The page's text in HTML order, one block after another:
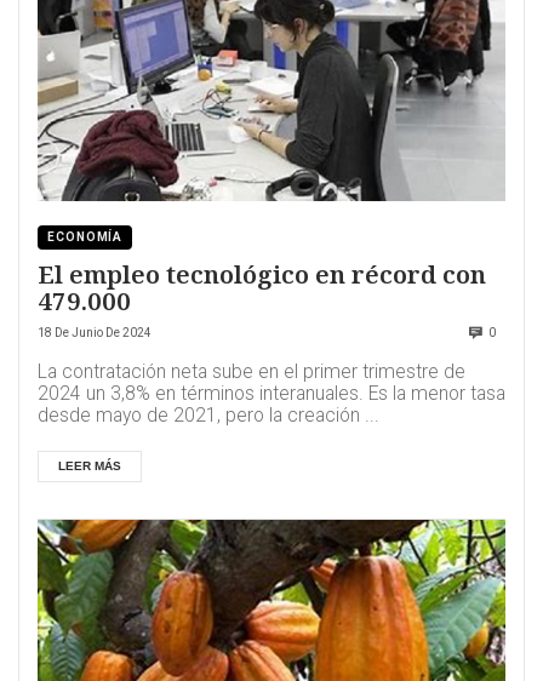
ECONOMÍA
El empleo tecnológico en récord con
479.000
18 De Junio De 2024 0
La contratación neta sube en el primer trimestre de
2024 un 3,8% en términos interanuales. Es la menor tasa
desde mayo de 2021, pero la creación ...
LEER MÁS